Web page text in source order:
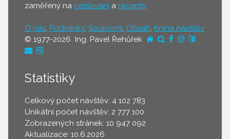
zaměřený na cestování a recepty.
O nás, Podmínky, Soukromí, Obsah, Kniha návštěv
© 1977-2026 Ing. Pavel Řehůřek
Statistiky
Celkový počet návštěv: 4 102 783
Unikátní počet návštěv: 2 777 100
Zobrazených stránek: 10 947 092
Aktualizace: 10.6.2026